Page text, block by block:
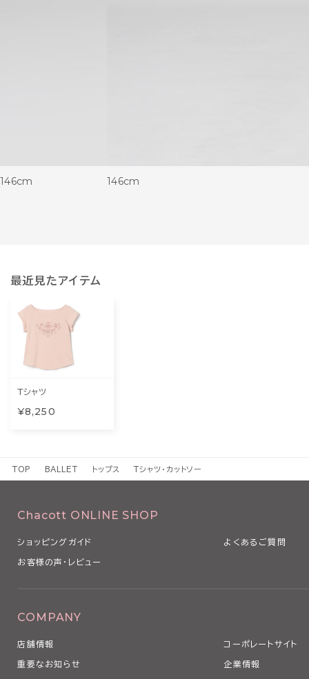
146cm 146cm
最近見たアイテム
Tシャツ
¥8,250
TOP BALLET トップス Tシャツ・カットソー
Chacott ONLINE SHOP
ショッピングガイド よくあるご質問
お客様の声・レビュー
COMPANY
店舗情報 コーポレートサイト
重要なお知らせ 企業情報